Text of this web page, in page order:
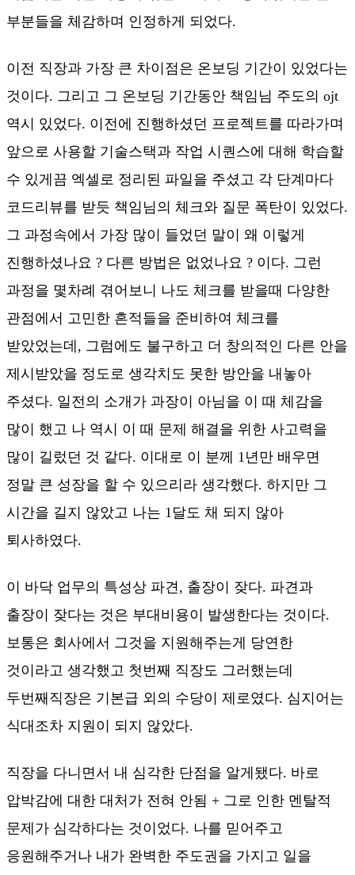
부분들을 체감하며 인정하게 되었다.
이전 직장과 가장 큰 차이점은 온보딩 기간이 있었다는
것이다. 그리고 그 온보딩 기간동안 책임님 주도의 ojt
역시 있었다. 이전에 진행하셨던 프로젝트를 따라가며
앞으로 사용할 기술스택과 작업 시퀀스에 대해 학습할
수 있게끔 엑셀로 정리된 파일을 주셨고 각 단계마다
코드리뷰를 받듯 책임님의 체크와 질문 폭탄이 있었다.
그 과정속에서 가장 많이 들었던 말이 왜 이렇게
진행하셨나요 ? 다른 방법은 없었나요 ? 이다. 그런
과정을 몇차례 겪어보니 나도 체크를 받을때 다양한
관점에서 고민한 흔적들을 준비하여 체크를
받았었는데, 그럼에도 불구하고 더 창의적인 다른 안을
제시받았을 정도로 생각치도 못한 방안을 내놓아
주셨다. 일전의 소개가 과장이 아님을 이 때 체감을
많이 했고 나 역시 이 때 문제 해결을 위한 사고력을
많이 길렀던 것 같다. 이대로 이 분께 1년만 배우면
정말 큰 성장을 할 수 있으리라 생각했다. 하지만 그
시간을 길지 않았고 나는 1달도 채 되지 않아
퇴사하였다.
이 바닥 업무의 특성상 파견, 출장이 잦다. 파견과
출장이 잦다는 것은 부대비용이 발생한다는 것이다.
보통은 회사에서 그것을 지원해주는게 당연한
것이라고 생각했고 첫번째 직장도 그러했는데
두번째직장은 기본급 외의 수당이 제로였다. 심지어는
식대조차 지원이 되지 않았다.
직장을 다니면서 내 심각한 단점을 알게됐다. 바로
압박감에 대한 대처가 전혀 안됨 + 그로 인한 멘탈적
문제가 심각하다는 것이었다. 나를 믿어주고
응원해주거나 내가 완벽한 주도권을 가지고 일을